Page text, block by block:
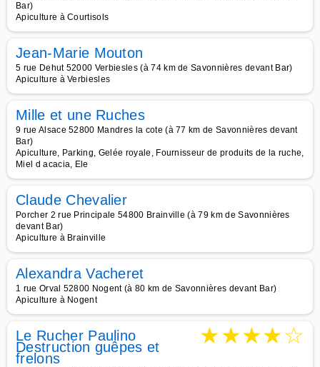
Bar)
Apiculture à Courtisols
Jean-Marie Mouton
5 rue Dehut 52000 Verbiesles (à 74 km de Savonnières devant Bar)
Apiculture à Verbiesles
Mille et une Ruches
9 rue Alsace 52800 Mandres la cote (à 77 km de Savonnières devant
Bar)
Apiculture, Parking, Gelée royale, Fournisseur de produits de la ruche,
Miel d acacia, Ele
Claude Chevalier
Porcher 2 rue Principale 54800 Brainville (à 79 km de Savonnières
devant Bar)
Apiculture à Brainville
Alexandra Vacheret
1 rue Orval 52800 Nogent (à 80 km de Savonnières devant Bar)
Apiculture à Nogent
Le Rucher Paulino
Destruction guêpes et
frelons
★★★★☆